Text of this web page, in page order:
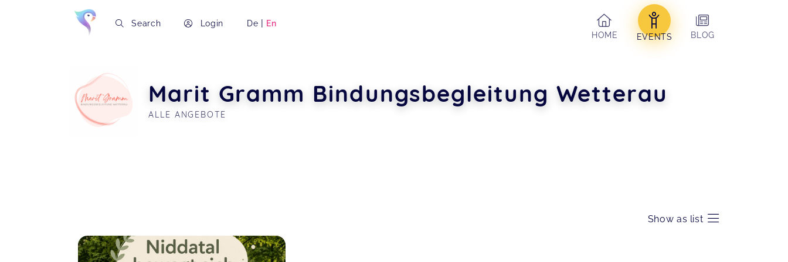
Search Login De | En
HOME
EVENTS BLOG
Marit Gramm Bindungsbegleitung Wetterau
ALLE ANGEBOTE
Show as list